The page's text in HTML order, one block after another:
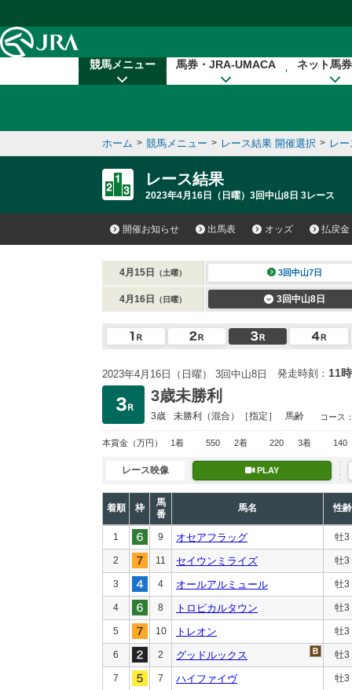
競馬メニュー 馬券・JRA-UMACA ネット馬
ホーム > 競馬メニュー > レース結果 開催選択 > レ
レース結果
2023年4月16日（日曜）3回中山8日 3レース
開催お知らせ 出馬表 オッズ 払戻金
4月15日 （土曜） 3回中山7日
4月16日 （日曜） 3回中山8日
2023年4月16日（日曜） 3回中山8日 発走時刻： 11
3歳未勝利
3歳 未勝利 （混合）［指定］ 馬齢 コース
本賞金 （万円） 1着 550 2着 220 3着 140
レース映像 PLAY
着順 枠
馬
番
馬名 性齢
1 9 オセアフラッグ 牡3
2 11 セイウンミライズ 牡3
3 4 オールアルミュール 牡3
4 8 トロピカルタウン 牡3
5 10 トレオン 牡3
6 2 グッドルックス 牡3
7 7 ハイファイヴ 牡3